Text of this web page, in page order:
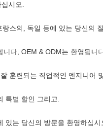
시오.
스의, 독일 등에 있는 당신의
다, OEM & ODM는 환영됩니
훈련되는 직업적인 엔지니어
특별 할인 그리고.
는 당신의 방문을 환영하십시